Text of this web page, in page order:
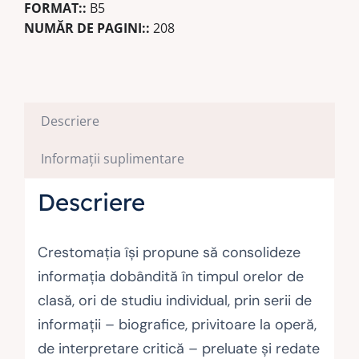
FORMAT:: B5
NUMĂR DE PAGINI:: 208
Descriere
Informații suplimentare
Descriere
Crestomaţia îşi propune să consolideze
informaţia dobândită în timpul orelor de
clasă, ori de studiu individual, prin serii de
informaţii – biografice, privitoare la operă,
de interpretare critică – preluate şi redate